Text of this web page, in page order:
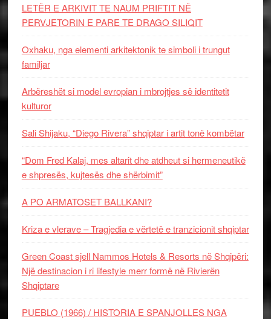
LETËR E ARKIVIT TE NAUM PRIFTIT NË
PERVJETORIN E PARE TE DRAGO SILIQIT
Oxhaku, nga elementi arkitektonik te simboli i trungut
familjar
Arbëreshët si model evropian i mbrojtjes së identitetit
kulturor
Sali Shijaku, “Diego Rivera” shqiptar i artit tonë kombëtar
“Dom Fred Kalaj, mes altarit dhe atdheut si hermeneutikë
e shpresës, kujtesës dhe shërbimit”
A PO ARMATOSET BALLKANI?
Kriza e vlerave – Tragjedia e vërtetë e tranzicionit shqiptar
Green Coast sjell Nammos Hotels & Resorts në Shqipëri:
Një destinacion i ri lifestyle merr formë në Rivierën
Shqiptare
PUEBLO (1966) / HISTORIA E SPANJOLLES NGA